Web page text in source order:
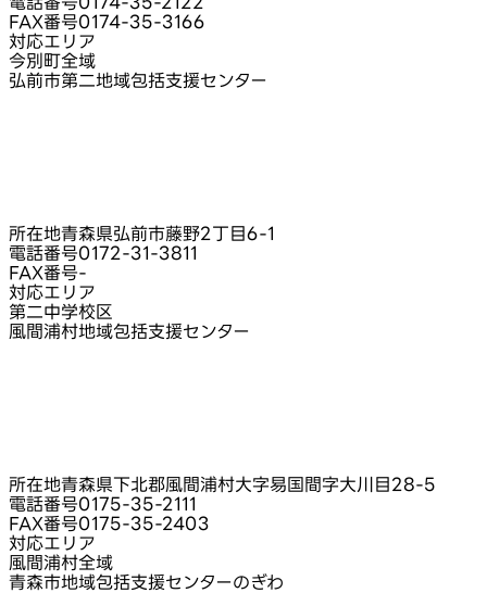
FAX番号0174-35-3166
対応エリア
今別町全域
弘前市第二地域包括支援センター
所在地青森県弘前市藤野2丁目6-1
電話番号0172-31-3811
FAX番号-
対応エリア
第二中学校区
風間浦村地域包括支援センター
所在地青森県下北郡風間浦村大字易国間字大川目28-5
電話番号0175-35-2111
FAX番号0175-35-2403
対応エリア
風間浦村全域
青森市地域包括支援センターのぎわ